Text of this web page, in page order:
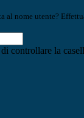
al nome utente?
controllare la